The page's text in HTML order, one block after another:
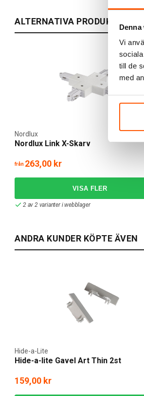
Vi
till de
med
ALTERNATIVA PRODUKTER
Nordlux Link X-Skarv
Nordlux
från 263,00 kr
2 av 2 varianter i webblager
ANDRA KUNDER KÖPTE ÄVEN
Hide-a-lite Gavel Art Thin 2st
Hide-a-Lite
159,00 kr